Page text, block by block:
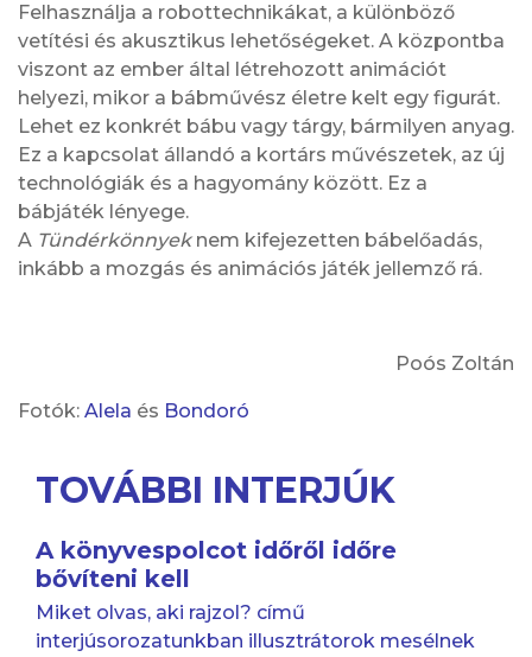
Felhasználja a robottechnikákat, a különböző
vetítési és akusztikus lehetőségeket. A központba
viszont az ember által létrehozott animációt
helyezi, mikor a bábművész életre kelt egy figurát.
Lehet ez konkrét bábu vagy tárgy, bármilyen anyag.
Ez a kapcsolat állandó a kortárs művészetek, az új
technológiák és a hagyomány között. Ez a
bábjáték lényege.
A Tündérkönnyek nem kifejezetten bábelőadás,
inkább a mozgás és animációs játék jellemző rá.
Poós Zoltán
Fotók: Alela és Bondoró
TOVÁBBI INTERJÚK
A könyvespolcot időről időre
bővíteni kell
Miket olvas, aki rajzol? című
interjúsorozatunkban illusztrátorok mesélnek